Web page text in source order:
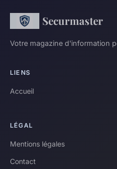
Securmaster
Votre magazine d'information
LIENS
Accueil
LÉGAL
Mentions légales
Contact